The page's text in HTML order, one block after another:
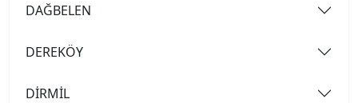
DAĞBELEN
DEREKÖY
DİRMİL